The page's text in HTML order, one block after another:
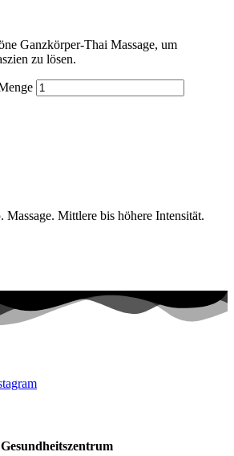
Ganzkörper-Thai Massage, um
zu lösen.
Mittlere bis höhere Intensität.